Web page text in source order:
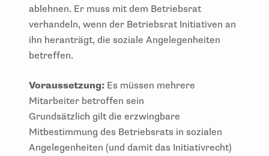
ablehnen. Er muss mit dem Betriebsrat
verhandeln, wenn der Betriebsrat Initiativen an
ihn heranträgt, die soziale Angelegenheiten
betreffen.
Voraussetzung: Es müssen mehrere
Mitarbeiter betroffen sein
Grundsätzlich gilt die erzwingbare
Mitbestimmung des Betriebsrats in sozialen
Angelegenheiten (und damit das Initiativrecht)